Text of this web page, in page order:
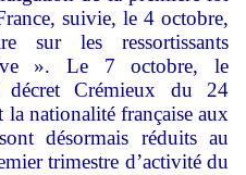
suivie, le 4 octobre,
sur les ressortissants
». Le 7 octobre, le
décret Crémieux du 24
nationalité française aux
désormais réduits au
trimestre d’activité du